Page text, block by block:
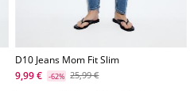
D10 Jeans Mom Fit Slim
9,99 €
-62% 25,99 €